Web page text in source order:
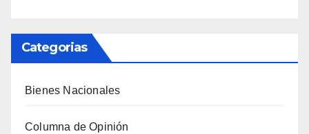
Categorias
Bienes Nacionales
Columna de Opinión